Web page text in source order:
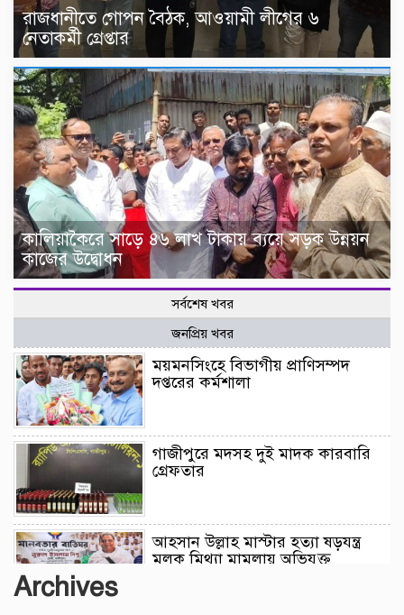
রাজধানীতে গোপন বৈঠক, আওয়ামী লীগের ৬
নেতাকর্মী গ্রেপ্তার
কালিয়াকৈরে সাড়ে ৪৬ লাখ টাকায় ব্যয়ে সড়ক উন্নয়ন
কাজের উদ্বোধন
সর্বশেষ খবর
জনপ্রিয় খবর
ময়মনসিংহে বিভাগীয় প্রাণিসম্পদ
দপ্তরের কর্মশালা
গাজীপুরে মদসহ দুই মাদক কারবারি
গ্রেফতার
আহসান উল্লাহ মাস্টার হত্যা ষড়যন্ত্র
মূলক মিথ্যা মামলায় অভিযুক্ত
Archives